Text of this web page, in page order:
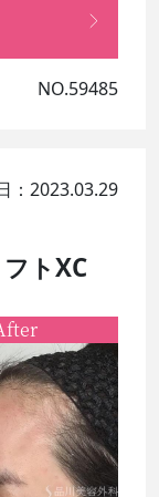
NO.59485
：2023.03.29
トXC